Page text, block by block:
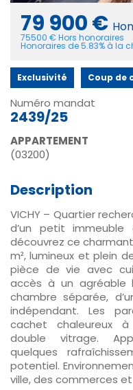
79 900 €
75500 € Hors honoraires
Honoraires de 5.83% à la
Exclusivité Coup de
Numéro mandat
2439/25
APPARTEMENT
(03200)
Description
VICHY – Quartier
d’un petit
découvrez ce
m², lumineux et plein
pièce de vie avec
accès à un agréable
chambre séparée,
indépendant. Les
cachet chaleureux à
double vitrage.
quelques
potentiel.
ville, des commerces